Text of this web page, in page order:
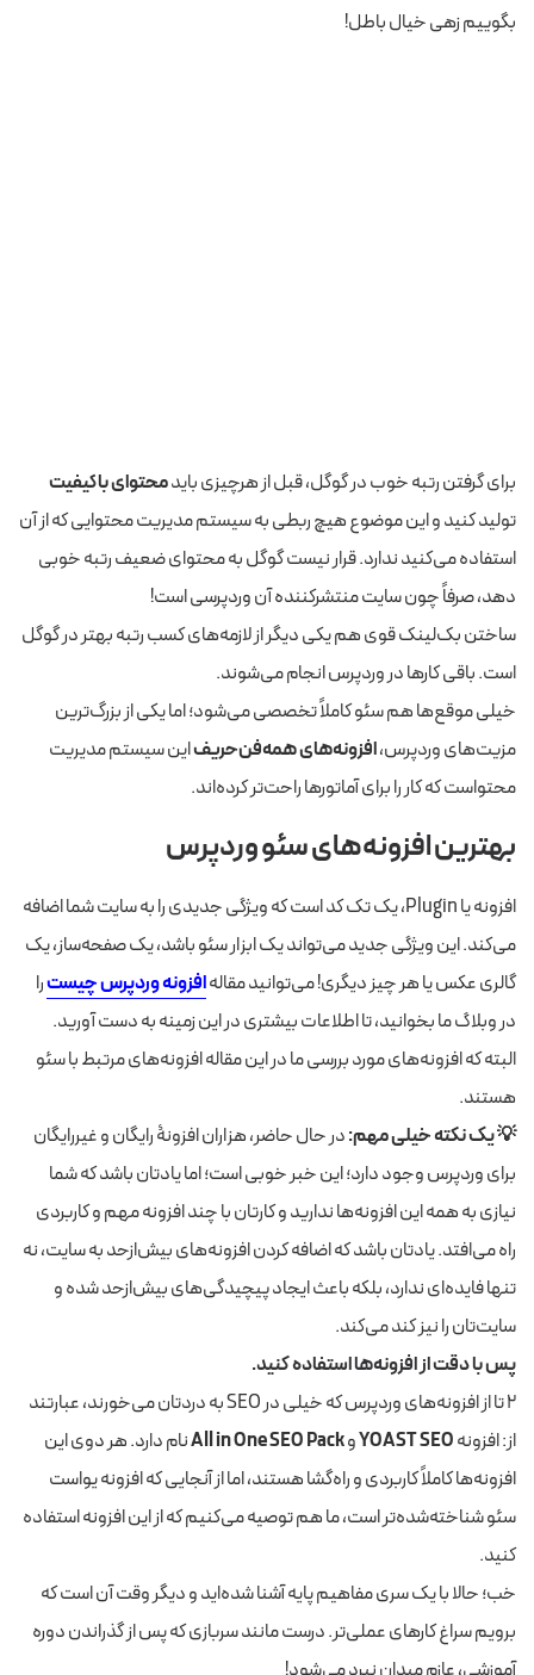
بگوییم زهی خیال باطل!
برای گرفتن رتبه خوب در گوگل، قبل از هرچیزی بایدمحتوای باکیفیت
تولید کنید و این موضوع هیچ ربطی به سیستم مدیریت محتوایی که از آن
استفاده می‌کنید ندارد. قرار نیست گوگل به محتوای ضعیف رتبه خوبی
دهد، صرفاً چون سایت منتشرکننده آن وردپرسی است!
ساختن بک‌لینک قوی هم یکی دیگر از لازمه‌های کسب رتبه بهتر در گوگل
است. باقی کارها در وردپرس انجام می‌شوند.
خیلی‌ موقع‌ها هم سئو کاملاً تخصصی می‌شود؛ اما یکی از بزرگ‌ترین
مزیت‌های وردپرس،افزونه‌های همه‌فن‌حریفاین سیستم مدیریت
محتواست که کار را برای آماتورها راحت‌تر کرده‌اند.
بهترین افزونههای سئو وردپرس
افزونه یا Plugin، یک تک کد است که ویژگی جدیدی را به سایت شما اضافه
می‌کند. این ویژگی جدید می‌تواند یک ابزار سئو باشد، یک صفحه‌ساز، یک
گالری عکس یا هر چیز دیگری! می‌توانید مقالهافزونه وردپرس چیسترا
در وبلاگ ما بخوانید، تا اطلاعات بیشتری در این زمینه به دست آورید.
البته که افزونه‌های مورد بررسی ما در این مقاله افزونه‌های مرتبط با سئو
هستند.
💡 یک نکته خیلی مهم:در حال حاضر، هزاران افزونۀ رایگان و غیررایگان
برای وردپرس وجود دارد؛ این خبر خوبی است؛ اما یادتان باشد که شما
نیازی به همه این افزونه‌ها ندارید و کارتان با چند افزونه مهم و کاربردی
راه می‌افتد. یادتان باشد که اضافه کردن افزونه‌های بیش‌ازحد به سایت، نه
تنها فایده‌ای ندارد، بلکه باعث ایجاد پیچیدگی‌های بیش‌ازحد شده و
سایت‌تان را نیز کند می‌کند.
پس با دقت از افزونه‌ها استفاده کنید.
۲ تا از افزونه‌های وردپرس که خیلی در SEO به دردتان می‌خورند، عبارتند
از: افزونهYOAST SEOوAll in One SEO Packنام دارد. هر دوی این
افزونه‌ها کاملاً کاربردی و راه‌گشا هستند، اما از آنجایی که افزونه یواست
سئو شناخته‌شده‌تر است، ما هم توصیه می‌کنیم که از این افزونه استفاده
کنید.
خب؛ حالا با یک سری مفاهیم پایه آشنا شده‌اید و دیگر وقت آن است که
برویم سراغ کارهای عملی‌تر. درست مانند سربازی که پس از گذراندن دوره